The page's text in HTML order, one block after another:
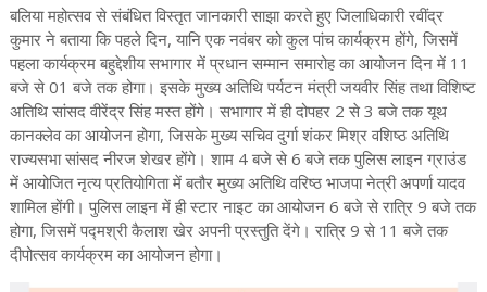
बलिया महोत्सव से संबंधित विस्तृत जानकारी साझा करते हुए जिलाधिकारी रवींद्र
कुमार ने बताया कि पहले दिन, यानि एक नवंबर को कुल पांच कार्यक्रम होंगे, जिसमें
पहला कार्यक्रम बहुद्देशीय सभागार में प्रधान सम्मान समारोह का आयोजन दिन में 11
बजे से 01 बजे तक होगा। इसके मुख्य अतिथि पर्यटन मंत्री जयवीर सिंह तथा विशिष्ट
अतिथि सांसद वीरेंद्र सिंह मस्त होंगे। सभागार में ही दोपहर 2 से 3 बजे तक यूथ
कानक्लेव का आयोजन होगा, जिसके मुख्य सचिव दुर्गा शंकर मिश्र वशिष्ठ अतिथि
राज्यसभा सांसद नीरज शेखर होंगे। शाम 4 बजे से 6 बजे तक पुलिस लाइन ग्राउंड
में आयोजित नृत्य प्रतियोगिता में बतौर मुख्य अतिथि वरिष्ठ भाजपा नेत्री अपर्णा यादव
शामिल होंगी। पुलिस लाइन में ही स्टार नाइट का आयोजन 6 बजे से रात्रि 9 बजे तक
होगा, जिसमें पद्मश्री कैलाश खेर अपनी प्रस्तुति देंगे। रात्रि 9 से 11 बजे तक
दीपोत्सव कार्यक्रम का आयोजन होगा।